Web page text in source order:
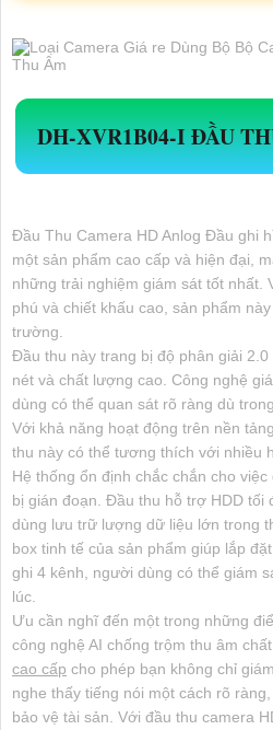
DH-XVR1B04-IĐẦU
Đầu Thu Camera HD Anlog Đầu ghi
một sản phẩm cao cấp và hiện đại,
những trải nghiệm giám sát tốt nhất.
phú và chiết khấu cao, sản phẩm
trường.
Đầu thu này trang bị độ phân giải
nét và chất lượng cao. Công nghệ
dùng có thể quan sát rõ ràng dù
Với khả năng hoạt động trên nền
thu này có thể tương thích với nhiều
Hệ thống ổn định chắc chắn cho
bị gián đoạn. Đầu thu hỗ trợ HDD tối
dùng lưu trữ lượng dữ liệu lớn trong
box tinh tế của sản phẩm giúp lắp
ghi 4 kênh, người dùng có thể giám
lúc.
Ưu cần nghĩ đến một trong những
công nghệ AI chống trộm thu âm
cao cấp cho phép bạn không chỉ
nghe thấy tiếng nói một cách rõ
bảo vệ tài sản. Với đầu thu camera